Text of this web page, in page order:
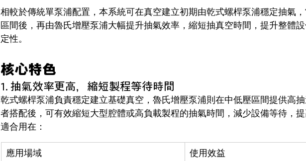
相較於傳統單泵浦配置，本系統可在真空建立初期由乾式螺桿泵浦穩定抽氣
區間後，再由魯氏增壓泵浦大幅提升抽氣效率，縮短抽真空時間，提升整體
定性。
核心特色
1. 抽氣效率更高，縮短製程等待時間
乾式螺桿泵浦負責穩定建立基礎真空，魯氏增壓泵浦則在中低壓區間提供高
者搭配後，可有效縮短大型腔體或高負載製程的抽氣時間，減少設備等待，
適合用在：
應用場域 使用效益